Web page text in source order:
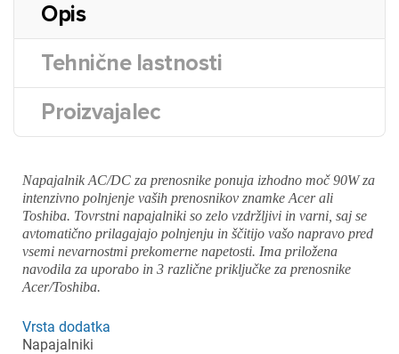
Opis
Tehnične lastnosti
Proizvajalec
Napajalnik AC/DC za prenosnike ponuja izhodno moč 90W za
intenzivno polnjenje vaših prenosnikov znamke Acer ali
Toshiba. Tovrstni napajalniki so zelo vzdržljivi in varni, saj se
avtomatično prilagajajo polnjenju in ščitijo vašo napravo pred
vsemi nevarnostmi prekomerne napetosti. Ima priložena
navodila za uporabo in 3 različne priključke za prenosnike
Acer/Toshiba.
Vrsta dodatka
Napajalniki